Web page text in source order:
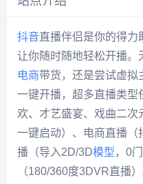
抖音直播伴侣是你的得力
让你随时随地轻松开播。
电商带货，还是尝试虚拟
一键开播，超多直播类型
欢、才艺盛宴、戏曲二次
一键启动）、电商直播（
播（导入2D/3D模型 ，0
（180/360度3DVR直播